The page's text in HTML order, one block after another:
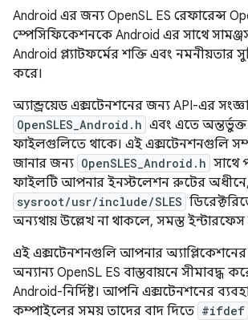
Android এর জন্য OpenSL ES রেফারেন্স
স্পেসিফিকেশনকে Android এর সাথে
Android প্ল্যাটফর্মের শক্তি এবং নমনীয়তার
করে।
অ্যান্ড্রয়েড এক্সটেনশনের জন্য API-এর সংজ্ঞা
OpenSLES_Android.h এবং এতে
ফাইলগুলিতে থাকে। এই এক্সটেনশনগুলি
জানার জন্য OpenSLES_Android.h সাথে
ফাইলটি আপনার ইনস্টলেশন রুটের অধীনে,
sysroot/usr/include/SLES
অন্যথায় উল্লেখ না থাকলে, সমস্ত ইন্টারফেস
এই এক্সটেনশনগুলি আপনার
অন্যান্য OpenSL ES বাস্তবায়নে সীমাবদ্ধ
Android-নির্দিষ্ট। আপনি এক্সটেনশনের
কম্পাইলের সময় তাদের বাদ দিতে #ifdef